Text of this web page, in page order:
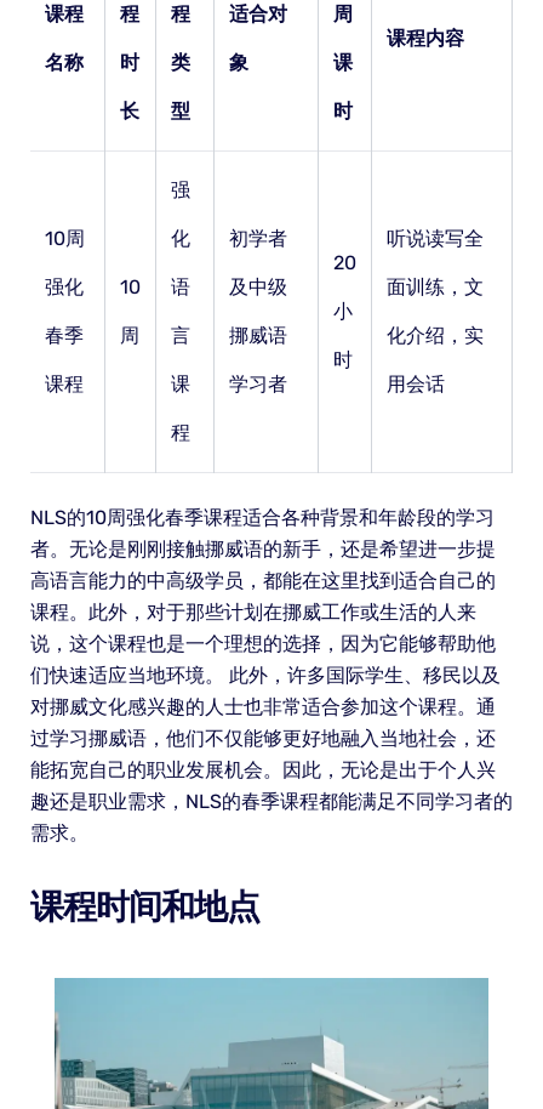
课程
名称
程
时
长
程
类
型
适合对
象
周
课
时
课程内容
10周
强化
春季
课程
10
周
强
化
语
言
课
程
初学者
及中级
挪威语
学习者
20
小
时
听说读写全
面训练，文
化介绍，实
用会话
NLS的10周强化春季课程适合各种背景和年龄段的学习
者。无论是刚刚接触挪威语的新手，还是希望进一步提
高语言能力的中高级学员，都能在这里找到适合自己的
课程。此外，对于那些计划在挪威工作或生活的人来
说，这个课程也是一个理想的选择，因为它能够帮助他
们快速适应当地环境。 此外，许多国际学生、移民以及
对挪威文化感兴趣的人士也非常适合参加这个课程。通
过学习挪威语，他们不仅能够更好地融入当地社会，还
能拓宽自己的职业发展机会。因此，无论是出于个人兴
趣还是职业需求，NLS的春季课程都能满足不同学习者的
需求。
课程时间和地点